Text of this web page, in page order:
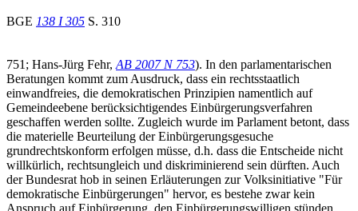
BGE 138 I 305 S. 310
751; Hans-Jürg Fehr, AB 2007 N 753). In den parlamentarischen
Beratungen kommt zum Ausdruck, dass ein rechtsstaatlich
einwandfreies, die demokratischen Prinzipien namentlich auf
Gemeindeebene berücksichtigendes Einbürgerungsverfahren
geschaffen werden sollte. Zugleich wurde im Parlament betont, dass
die materielle Beurteilung der Einbürgerungsgesuche
grundrechtskonform erfolgen müsse, d.h. dass die Entscheide nicht
willkürlich, rechtsungleich und diskriminierend sein dürften. Auch
der Bundesrat hob in seinen Erläuterungen zur Volksinitiative "Für
demokratische Einbürgerungen" hervor, es bestehe zwar kein
Anspruch auf Einbürgerung, den Einbürgerungswilligen stünden